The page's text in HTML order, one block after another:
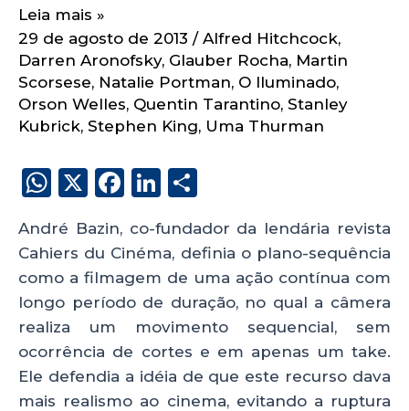
Leia mais »
29 de agosto de 2013 / Alfred Hitchcock,
Darren Aronofsky, Glauber Rocha, Martin
Scorsese, Natalie Portman, O Iluminado,
Orson Welles, Quentin Tarantino, Stanley
Kubrick, Stephen King, Uma Thurman
W
a
ts
A
p
p
X
F
c
e
b
o
o
k
Li
k
e
dI
n
a
re
André Bazin, co-fundador da lendária revista
Cahiers du Cinéma, definia o plano-sequência
como a filmagem de uma ação contínua com
longo período de duração, no qual a câmera
realiza um movimento sequencial, sem
ocorrência de cortes e em apenas um take.
Ele defendia a idéia de que este recurso dava
mais realismo ao cinema, evitando a ruptura